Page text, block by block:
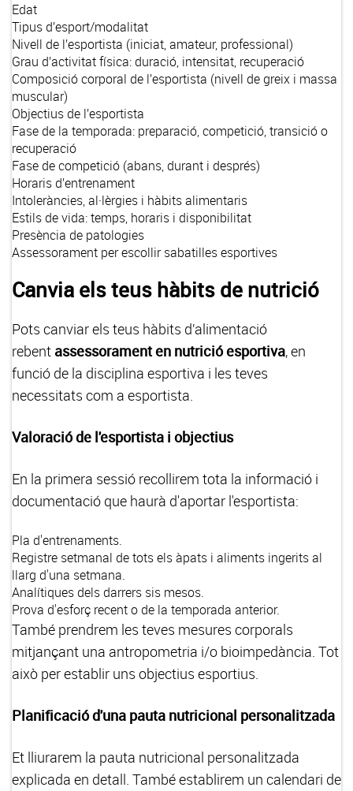
Edat
Tipus d’esport/modalitat
Nivell de l’esportista (iniciat, amateur, professional)
Grau d’activitat física: duració, intensitat, recuperació
Composició corporal de l’esportista (nivell de greix i massa
muscular)
Objectius de l’esportista
Fase de la temporada: preparació, competició, transició o
recuperació
Fase de competició (abans, durant i després)
Horaris d’entrenament
Intoleràncies, al·lèrgies i hàbits alimentaris
Estils de vida: temps, horaris i disponibilitat
Presència de patologies
Assessorament per escollir sabatilles esportives
Canvia els teus hàbits de nutrició
Pots canviar els teus hàbits d’alimentació
rebent assessorament en nutrició esportiva, en
funció de la disciplina esportiva i les teves
necessitats com a esportista.
Valoració de l'esportista i objectius
En la primera sessió recollirem tota la informació i
documentació que haurà d'aportar l'esportista:
Pla d'entrenaments.
Registre setmanal de tots els àpats i aliments ingerits al
llarg d'una setmana.
Analítiques dels darrers sis mesos.
Prova d'esforç recent o de la temporada anterior.
També prendrem les teves mesures corporals
mitjançant una antropometria i/o bioimpedància. Tot
això per establir uns objectius esportius.
Planificació d'una pauta nutricional personalitzada
Et lliurarem la pauta nutricional personalitzada
explicada en detall. També establirem un calendari de